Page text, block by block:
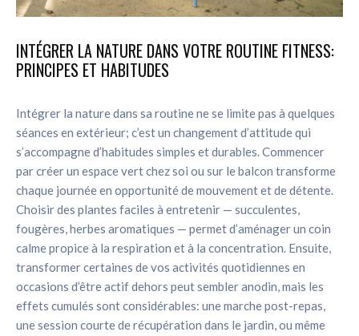
INTÉGRER LA NATURE DANS VOTRE ROUTINE FITNESS:
PRINCIPES ET HABITUDES
Intégrer la nature dans sa routine ne se limite pas à quelques
séances en extérieur; c’est un changement d’attitude qui
s’accompagne d’habitudes simples et durables. Commencer
par créer un espace vert chez soi ou sur le balcon transforme
chaque journée en opportunité de mouvement et de détente.
Choisir des plantes faciles à entretenir — succulentes,
fougères, herbes aromatiques — permet d’aménager un coin
calme propice à la respiration et à la concentration. Ensuite,
transformer certaines de vos activités quotidiennes en
occasions d’être actif dehors peut sembler anodin, mais les
effets cumulés sont considérables: une marche post-repas,
une session courte de récupération dans le jardin, ou même